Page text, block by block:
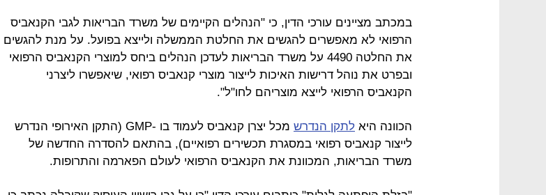
במכתב מציינים עורכי הדין, כי "הנהלים הקיימים של משרד הבריאות לגבי הקנאביס
הרפואי לא מאפשרים להגשים את החלטת הממשלה ולייצא בפועל. על מנת להגשים
את החלטה 4490 על משרד הבריאות לעדכן הנהלים ביחס למוצרי הקנאביס הרפואי
ובפרט את נוהל דרישות האיכות לייצור מוצרי קנאביס רפואי, שיאפשרו ליצרני
הקנאביס הרפואי לייצא מוצריהם לחו"ל".
הכוונה היא לתקן הנדרש
מכל יצרן קנאביס לעמוד בו -GMP (התקן האירופי הנדרש
לייצור קנאביס רפואי במסגרת תכשירים רפואיים), בהתאם להסדרה החדשה של
משרד הבריאות, המכוונת את הקנאביס הרפואי לעולם הפארמה והתרופות.